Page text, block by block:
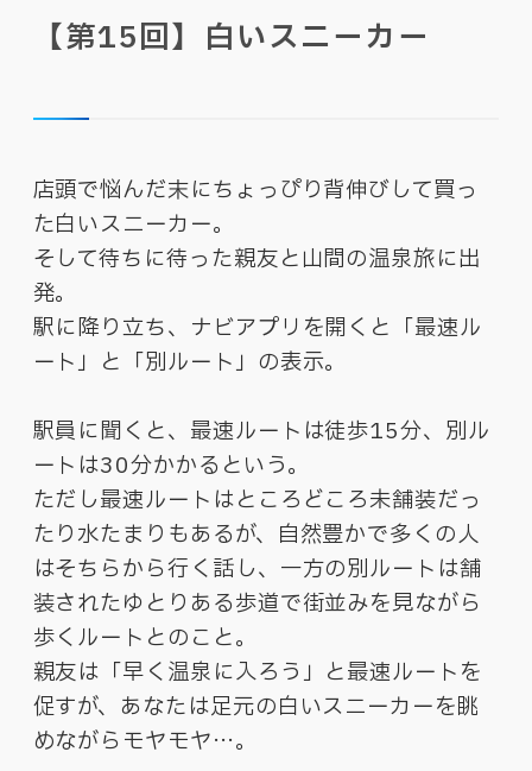
【第15回】白いスニーカー
店頭で悩んだ末にちょっぴり背伸びして買っ
た白いスニーカー。
そして待ちに待った親友と山間の温泉旅に出
発。
駅に降り立ち、ナビアプリを開くと「最速ル
ート」と「別ルート」の表示。
駅員に聞くと、最速ルートは徒歩15分、別ル
ートは30分かかるという。
ただし最速ルートはところどころ未舗装だっ
たり水たまりもあるが、自然豊かで多くの人
はそちらから行く話し、一方の別ルートは舗
装されたゆとりある歩道で街並みを見ながら
歩くルートとのこと。
親友は「早く温泉に入ろう」と最速ルートを
促すが、あなたは足元の白いスニーカーを眺
めながらモヤモヤ…。